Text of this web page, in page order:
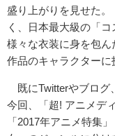
盛り上がりを見せた
く、日本最大級の「
様々な衣装に身を包
作品のキャラクターに
既にTwitterやブログ
今回、「超! アニメデ
「2017年アニメ特集